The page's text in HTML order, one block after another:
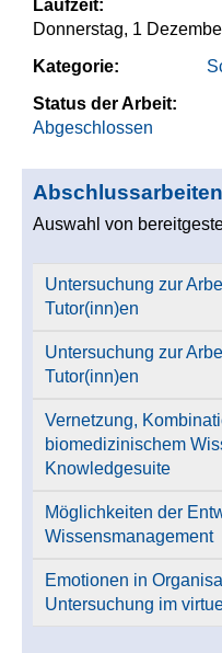
Laufzeit:
Donnerstag, 1
Kategorie:
Status der Arbeit:
Abgeschlossen
Auswahl von
Untersuchung zur
Tutor(inn)en
Untersuchung zur
Tutor(inn)en
Vernetzung,
biomedizinischem
Knowledgesuite
Möglichkeiten der
Wissensmanagement
Emotionen in
Untersuchung im